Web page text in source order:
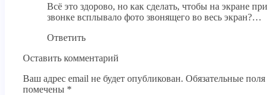
Всё это здорово, но как сделать, чтобы на экране при
звонке всплывало фото звонящего во весь экран?…
Ответить
Оставить комментарий
Ваш адрес email не будет опубликован. Обязательные поля
помечены *